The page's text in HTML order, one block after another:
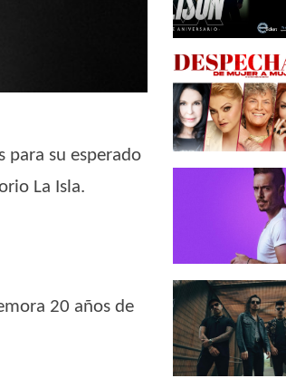
para su esperado
La Isla.
20 años de